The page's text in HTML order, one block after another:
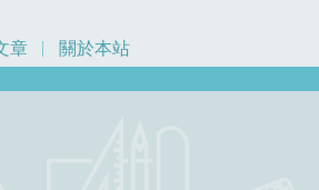
章 關於本站